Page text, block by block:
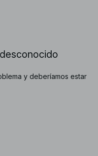
y deberíamos estar